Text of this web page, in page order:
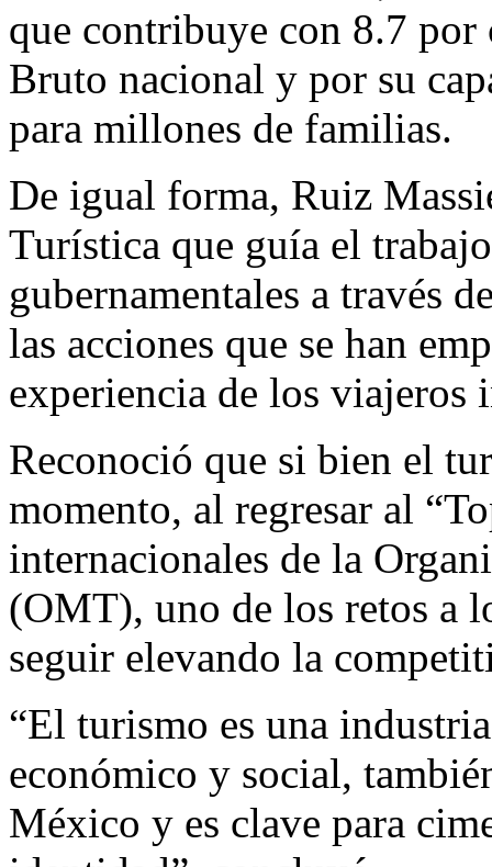
que contribuye con 8.7
Bruto nacional y por su
para millones de familias.
De igual forma, Ruiz
Turística que guía el
gubernamentales a través
las acciones que se han
experiencia de los viajeros
Reconoció que si bien el
momento, al regresar al
internacionales de la
(OMT), uno de los retos a
seguir elevando la
“El turismo es una
económico y social,
México y es clave para